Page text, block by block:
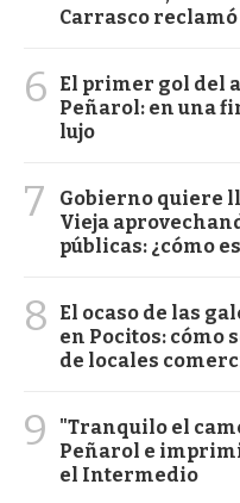
Carrasco
6
El primer gol del
Peñarol: en una
lujo
7
Gobierno quiere
Vieja
públicas: ¿cómo
8
El ocaso de las
en Pocitos: cómo
de locales
9
"Tranquilo el
Peñarol e
el Intermedio